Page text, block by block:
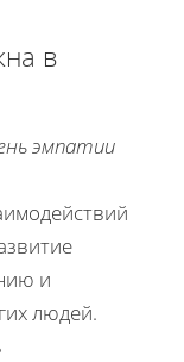
в
эмпатии
и
людей.